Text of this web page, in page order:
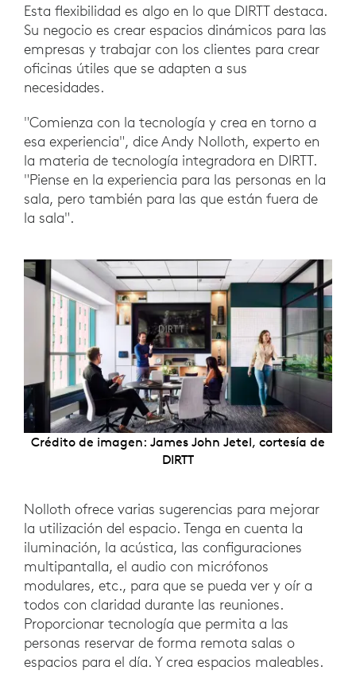
Esta flexibilidad es algo en lo que DIRTT destaca.
Su negocio es crear espacios dinámicos para las
empresas y trabajar con los clientes para crear
oficinas útiles que se adapten a sus
necesidades.
"Comienza con la tecnología y crea en torno a
esa experiencia", dice Andy Nolloth, experto en
la materia de tecnología integradora en DIRTT.
"Piense en la experiencia para las personas en la
sala, pero también para las que están fuera de
la sala".
Crédito de imagen: James John Jetel, cortesía de
DIRTT
Nolloth ofrece varias sugerencias para mejorar
la utilización del espacio. Tenga en cuenta la
iluminación, la acústica, las configuraciones
multipantalla, el audio con micrófonos
modulares, etc., para que se pueda ver y oír a
todos con claridad durante las reuniones.
Proporcionar tecnología que permita a las
personas reservar de forma remota salas o
espacios para el día. Y crea espacios maleables.